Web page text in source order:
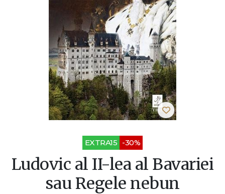
EXTRA15 -30%
Ludovic al II-lea al Bavariei
sau Regele nebun